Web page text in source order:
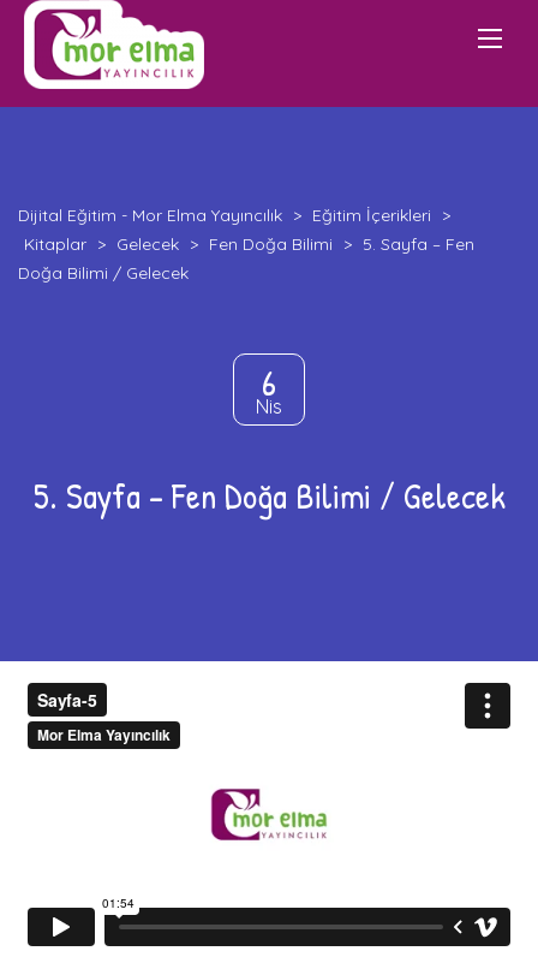
Dijital Eğitim - Mor Elma Yayıncılık > Eğitim İçerikleri
>
Kitaplar > Gelecek > Fen Doğa Bilimi > 5. Sayfa – Fen
Doğa Bilimi / Gelecek
6
Nis
5. Sayfa – Fen Doğa Bilimi / Gelecek